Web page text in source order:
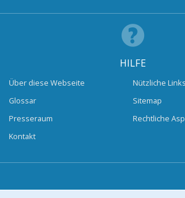
HILFE
Über diese Webseite
Glossar
Presseraum
Kontakt
Nützliche Links
Sitemap
Rechtliche